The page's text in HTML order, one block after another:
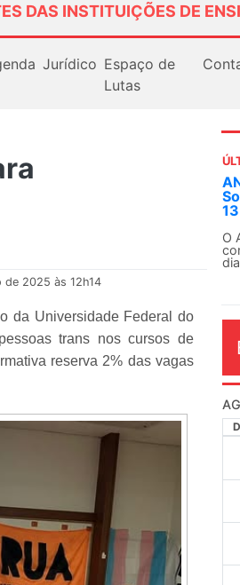
DAS INSTITUIÇÕES DE
Jurídico Espaço de
Lutas
2025 às 12h14
da Universidade Federal do
trans nos cursos de
reserva 2% das vagas